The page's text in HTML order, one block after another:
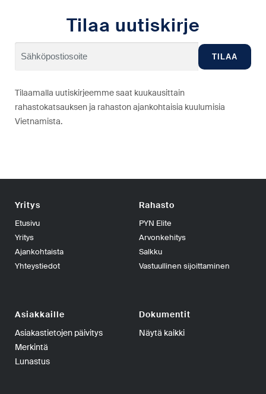
Tilaa uutiskirje
Tilaamalla uutiskirjeemme saat kuukausittain
rahastokatsauksen ja rahaston ajankohtaisia kuulumisia
Vietnamista.
Yritys
Etusivu
Yritys
Ajankohtaista
Yhteystiedot
Rahasto
PYN Elite
Arvonkehitys
Salkku
Vastuullinen sijoittaminen
Asiakkaille
Asiakastietojen päivitys
Merkintä
Lunastus
Dokumentit
Näytä kaikki